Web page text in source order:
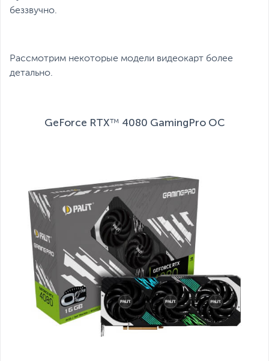
беззвучно.
Рассмотрим некоторые модели видеокарт более
детально.
GeForce RTX™ 4080 GamingPro OC